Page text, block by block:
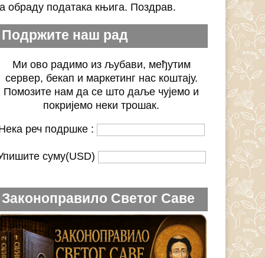
обраду података књига. Поздрав.
Подржите наш рад
Ми ово радимо из љубави, међутим
сервер, бекап и маркетинг нас коштају.
Помозите нам да се што даље чујемо и
покријемо неки трошак.
реч подршке :
суму(USD)
Законоправило Светог Саве